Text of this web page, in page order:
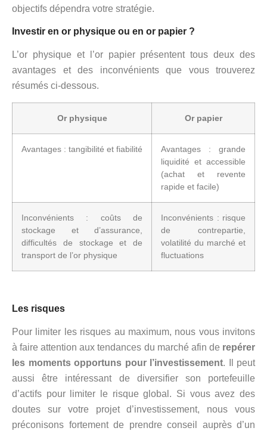
objectifs dépendra votre stratégie.
Investir en or physique ou en or papier ?
L’or physique et l’or papier présentent tous deux des
avantages et des inconvénients que vous trouverez
résumés ci-dessous.
Or physique Or papier
Avantages : tangibilité et fiabilité
Avantages : grande
liquidité et accessible
(achat et revente
rapide et facile)
Inconvénients : coûts de
stockage et d’assurance,
difficultés de stockage et de
transport de l’or physique
Inconvénients : risque
de contrepartie,
volatilité du marché et
fluctuations
Les risques
Pour limiter les risques au maximum, nous vous invitons
à faire attention aux tendances du marché afin de repérer
les moments opportuns pour l’investissement. Il peut
aussi être intéressant de diversifier son portefeuille
d’actifs pour limiter le risque global. Si vous avez des
doutes sur votre projet d’investissement, nous vous
préconisons fortement de prendre conseil auprès d’un